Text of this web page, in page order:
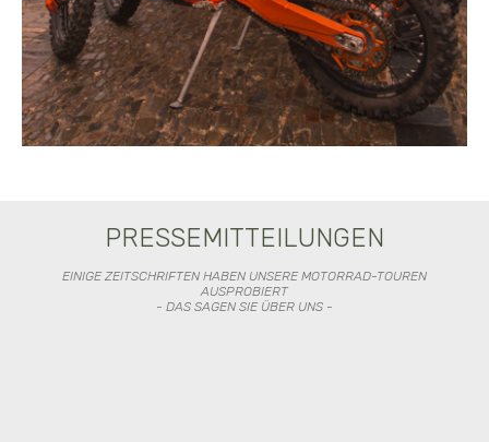
PRESSEMITTEILUNGEN
EINIGE ZEITSCHRIFTEN HABEN UNSERE MOTORRAD-TOUREN
AUSPROBIERT
- DAS SAGEN SIE ÜBER UNS -